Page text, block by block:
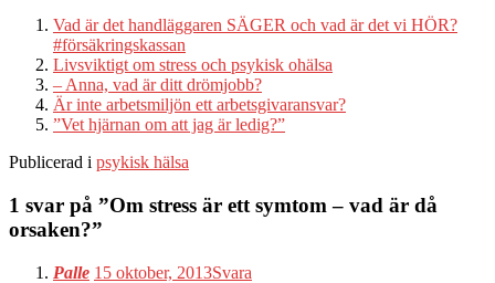
Vad är det handläggaren SÄGER och vad är det vi HÖR?
#försäkringskassan
Livsviktigt om stress och psykisk ohälsa
– Anna, vad är ditt drömjobb?
Är inte arbetsmiljön ett arbetsgivaransvar?
”Vet hjärnan om att jag är ledig?”
Publicerad i psykisk hälsa
1 svar på ”Om stress är ett symtom – vad är då
orsaken?”
Palle 15 oktober, 2013Svara